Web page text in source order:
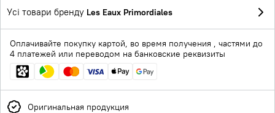
Усі товари бренду Les Eaux Primordiales
Оплачивайте покупку картой, во время получения , частями до
4 платежей или переводом на банковские реквизиты
Оригинальная продукция